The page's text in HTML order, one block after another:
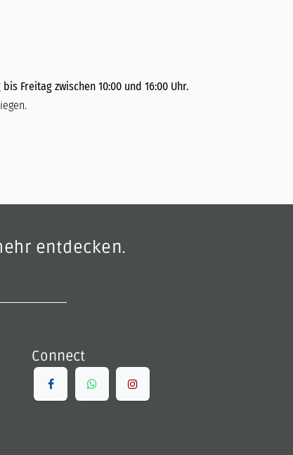
Freitag zwischen 10:00 und 16:00 Uhr.
entdecken.
Connect